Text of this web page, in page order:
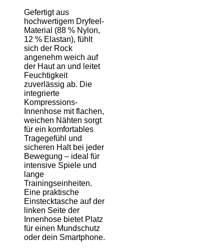
Gefertigt aus
hochwertigem Dryfeel-
Material (88 % Nylon,
12 % Elastan), fühlt
sich der Rock
angenehm weich auf
der Haut an und leitet
Feuchtigkeit
zuverlässig ab. Die
integrierte
Kompressions-
Innenhose mit flachen,
weichen Nähten sorgt
für ein komfortables
Tragegefühl und
sicheren Halt bei jeder
Bewegung – ideal für
intensive Spiele und
lange
Trainingseinheiten.
Eine praktische
Einstecktasche auf der
linken Seite der
Innenhose bietet Platz
für einen Mundschutz
oder dein Smartphone.